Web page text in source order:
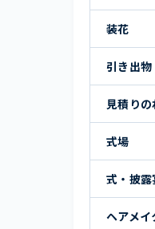
装花
引き出物
見積り
式場
式・披露
ヘアメイ